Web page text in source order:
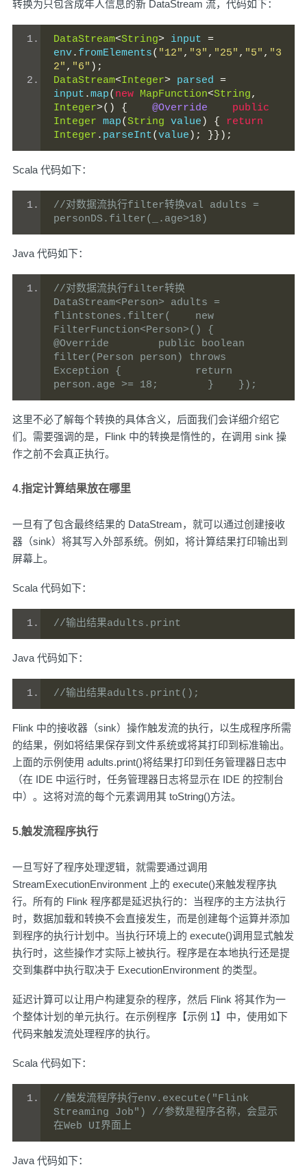
转换为只包含成年人信息的新 DataStream 流，代码如下：
DataStream<String> input =
env. fromElements( "12" , "3" , "25" , "5" , "3
2" , "6" );
DataStream<Integer> parsed =
input .map( new MapFunction<String,
Integer>() { @Override
public
Integer map(String value ) {
return
Integer . parseInt(value ); }});
Scala 代码如下：
//对数据流执行filter转换val adults =
personDS.filter(_.age>18)
Java 代码如下：
//对数据流执行filter转换
DataStream<Person> adults =
flintstones.filter(    new
FilterFunction<Person>() {
@Override        public boolean
filter(Person person) throws
Exception {            return
person.age >= 18;        }    });
这里不必了解每个转换的具体含义，后面我们会详细介绍它
们。需要强调的是，Flink 中的转换是惰性的，在调用 sink 操
作之前不会真正执行。
4.指定计算结果放在哪里
一旦有了包含最终结果的 DataStream，就可以通过创建接收
器（sink）将其写入外部系统。例如，将计算结果打印输出到
屏幕上。
Scala 代码如下：
//输出结果adults.print
Java 代码如下：
//输出结果adults.print();
Flink 中的接收器（sink）操作触发流的执行，以生成程序所需
的结果，例如将结果保存到文件系统或将其打印到标准输出。
上面的示例使用 adults.print()将结果打印到任务管理器日志中
（在 IDE 中运行时，任务管理器日志将显示在 IDE 的控制台
中）。这将对流的每个元素调用其 toString()方法。
5.触发流程序执行
一旦写好了程序处理逻辑，就需要通过调用
StreamExecutionEnvironment 上的 execute()来触发程序执
行。所有的 Flink 程序都是延迟执行的：当程序的主方法执行
时，数据加载和转换不会直接发生，而是创建每个运算并添加
到程序的执行计划中。当执行环境上的 execute()调用显式触发
执行时，这些操作才实际上被执行。程序是在本地执行还是提
交到集群中执行取决于 ExecutionEnvironment 的类型。
延迟计算可以让用户构建复杂的程序，然后 Flink 将其作为一
个整体计划的单元执行。在示例程序【示例 1】中，使用如下
代码来触发流处理程序的执行。
Scala 代码如下：
//触发流程序执行env.execute("Flink
Streaming Job") //参数是程序名称，会显示
在Web UI界面上
Java 代码如下：